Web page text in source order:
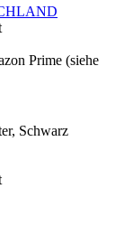
Prime (siehe
Schwarz